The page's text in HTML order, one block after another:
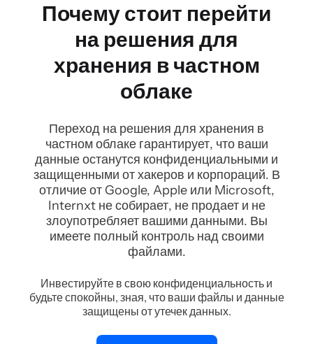
Почему стоит перейти
на решения для
хранения в частном
облаке
Переход на решения для хранения в
частном облаке гарантирует, что ваши
данные останутся конфиденциальными и
защищенными от хакеров и корпораций. В
отличие от Google, Apple или Microsoft,
Internxt не собирает, не продает и не
злоупотребляет вашими данными. Вы
имеете полный контроль над своими
файлами.
Инвестируйте в свою конфиденциальность и
будьте спокойны, зная, что ваши файлы и данные
защищены от утечек данных.